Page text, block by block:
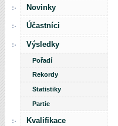
Novinky
Účastníci
Výsledky
Pořadí
Rekordy
Statistiky
Partie
Kvalifikace